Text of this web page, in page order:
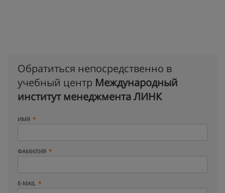
Обратиться непосредственно в
учебный центр Международный
институт менеджмента ЛИНК
ИМЯ
ФАМИЛИЯ
E-MAIL